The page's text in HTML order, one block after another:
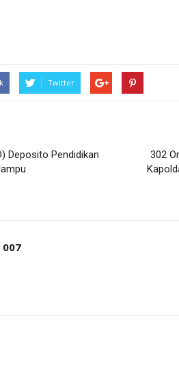
Twitter
Deposito Pendidikan
302
007